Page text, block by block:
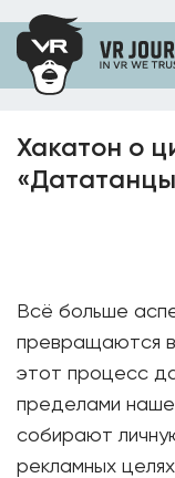
Хакатон о
Всё больше
превращаются
этот процесс
пределами
собирают
рекламных